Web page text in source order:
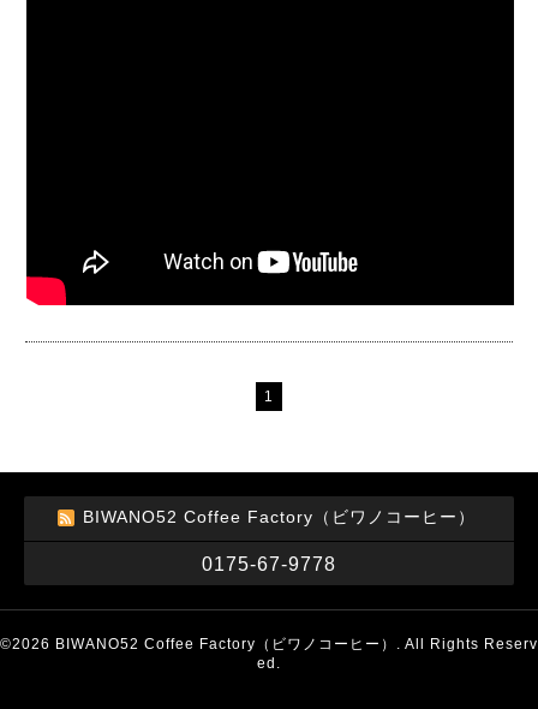
1
BIWANO52 Coffee Factory（ビワノコーヒー）
0175-67-9778
©2026 BIWANO52 Coffee Factory（ビワノコーヒー） . All Rights Reserv
ed.